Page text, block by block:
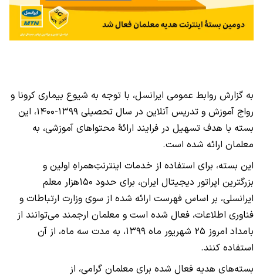
به گزارش روابط عمومی ایرانسل، با توجه به شیوع بیماری کرونا و
رواج آموزش و تدریس آنلاین در سال تحصیلی ۱۳۹۹-۱۴۰۰، این
بسته با هدف تسهیل در فرایند ارائۀ محتواهای آموزشی، به
معلمان ارائه شده است.
این بسته، برای استفاده از خدمات اینترنتِ‌همراهِ اولین و
بزرگترین اپراتور دیجیتال ایران، برای حدود ۱۵۰هزار معلم
ایرانسلی، بر اساس فهرست ارائه شده از سوی وزارت ارتباطات و
فناوری اطلاعات، فعال شده است و معلمان ارجمند می‌توانند از
بامداد امروز ۲۵ شهریور ماه ۱۳۹۹، به مدت سه ماه، از آن
استفاده کنند.
بسته‌های هدیه فعال شده برای معلمان گرامی، از